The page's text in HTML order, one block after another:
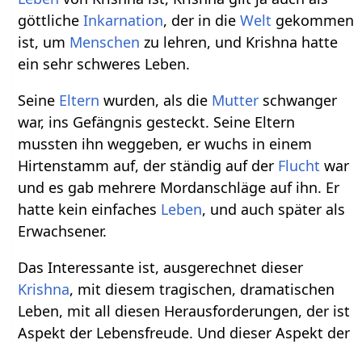
göttlicheInkarnation, der in dieWelt gekommen
ist, um Menschen zu lehren, und Krishna hatte
ein sehr schweres Leben.
Seine Eltern wurden, als die Mutter schwanger
war, ins Gefängnis gesteckt. Seine Eltern
mussten ihn weggeben, er wuchs in einem
Hirtenstamm auf, der ständig auf der Flucht war
und es gab mehrere Mordanschläge auf ihn. Er
hatte kein einfaches Leben, und auch später als
Erwachsener.
Das Interessante ist, ausgerechnet dieser
Krishna, mit diesem tragischen, dramatischen
Leben, mit all diesen Herausforderungen, der ist
Aspekt der Lebensfreude. Und dieser Aspekt der